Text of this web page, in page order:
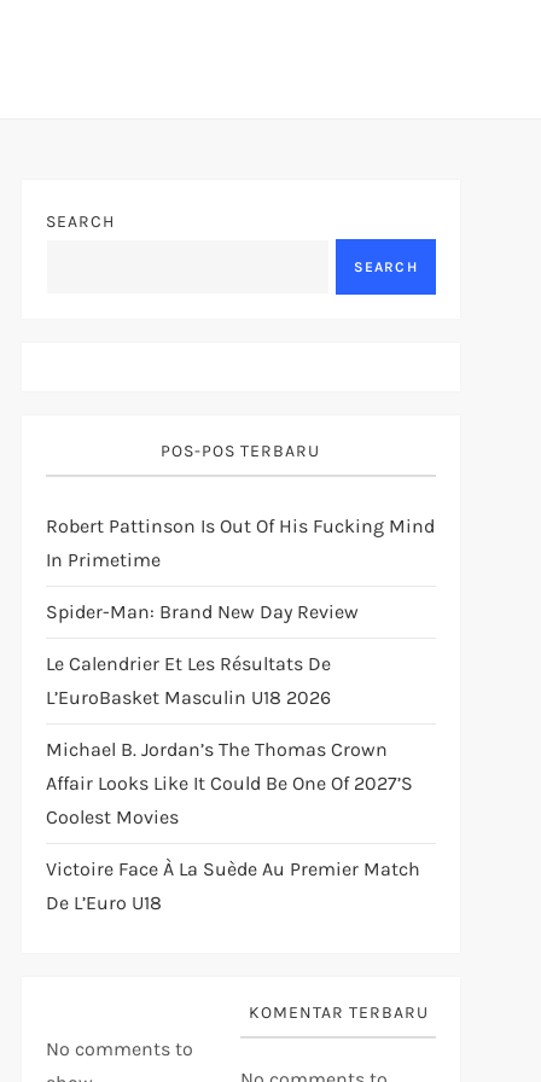
SEARCH
SEARCH
POS-POS TERBARU
Robert Pattinson Is Out Of His Fucking Mind
In Primetime
Spider-Man: Brand New Day Review
Le Calendrier Et Les Résultats De
L’EuroBasket Masculin U18 2026
Michael B. Jordan’s The Thomas Crown
Affair Looks Like It Could Be One Of 2027’s
Coolest Movies
Victoire Face À La Suède Au Premier Match
De L’Euro U18
No comments to
KOMENTAR TERBARU